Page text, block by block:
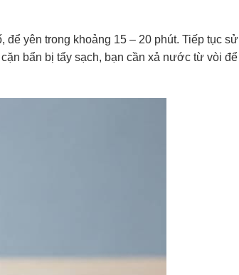
yên trong khoảng 15 – 20 phút. Tiếp tục sử
bẩn bị tẩy sạch, bạn cần xả nước từ vòi để